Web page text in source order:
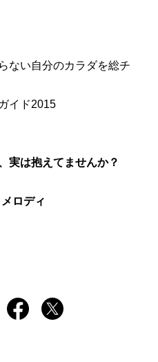
ない自分のカラダを総チ
イド2015
実は抱えてませんか？
ロディ